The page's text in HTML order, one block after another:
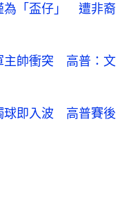
為「盃仔」 遭非裔
主帥衝突 高普：文
球即入波 高普賽後